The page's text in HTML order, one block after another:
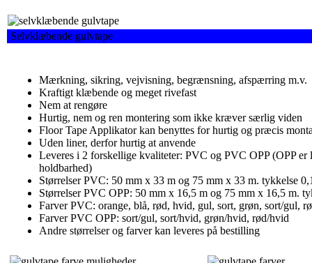
Selvklæbende gulvtape
Mærkning, sikring, vejvisning, begrænsning, afspærring m.v.
Kraftigt klæbende og meget rivefast
Nem at rengøre
Hurtig, nem og ren montering som ikke kræver særlig viden
Floor Tape Applikator kan benyttes for hurtig og præcis
Uden liner, derfor hurtig at anvende
Leveres i 2 forskellige kvaliteter: PVC og PVC OPP (OPP er
holdbarhed)
Størrelser PVC: 50 mm x 33 m og 75 mm x 33 m. tykkelse
Størrelser PVC OPP: 50 mm x 16,5 m og 75 mm x 16,5 m.
Farver PVC: orange, blå, rød, hvid, gul, sort, grøn, sort/gul,
Farver PVC OPP: sort/gul, sort/hvid, grøn/hvid, rød/hvid
Andre størrelser og farver kan leveres på bestilling